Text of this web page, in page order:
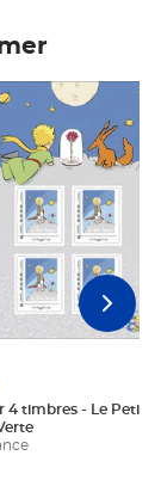
4 timbres - Le Petit
HT